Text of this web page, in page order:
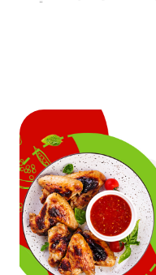
ذات علامة تجارية
يظهر للعملاء
التي تصممها. احرص
المجرد: يظهر أنك
ناقلات المباني أو
يذكر المشاهد باسم
قويًا مثل الأبنية التي
الخاص.